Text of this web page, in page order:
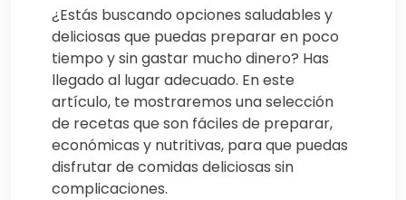
¿Estás buscando opciones saludables y
deliciosas que puedas preparar en poco
tiempo y sin gastar mucho dinero? Has
llegado al lugar adecuado. En este
artículo, te mostraremos una selección
de recetas que son fáciles de preparar,
económicas y nutritivas, para que puedas
disfrutar de comidas deliciosas sin
complicaciones.